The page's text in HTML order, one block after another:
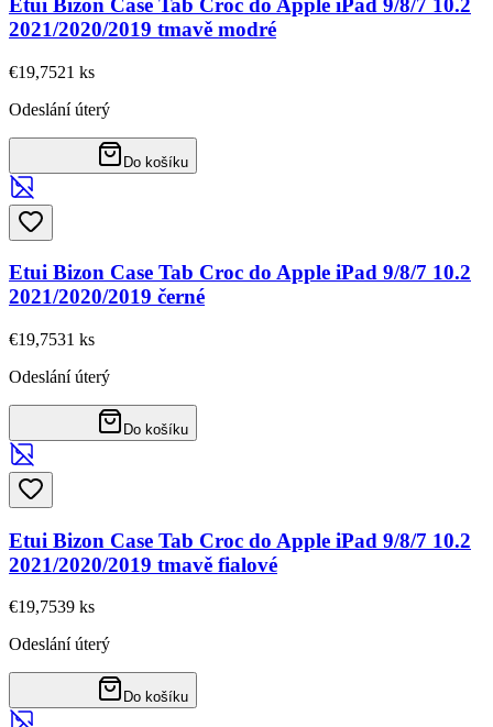
Etui Bizon Case Tab Croc do Apple iPad 9/8/7 10.2
2021/2020/2019 tmavě modré
€19,7521 ks
Odeslání úterý
Do košíku
Etui Bizon Case Tab Croc do Apple iPad 9/8/7 10.2
2021/2020/2019 černé
€19,7531 ks
Odeslání úterý
Do košíku
Etui Bizon Case Tab Croc do Apple iPad 9/8/7 10.2
2021/2020/2019 tmavě fialové
€19,7539 ks
Odeslání úterý
Do košíku